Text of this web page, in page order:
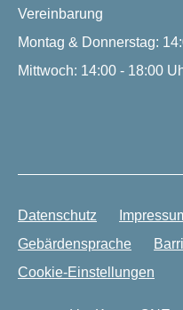
Vereinbarung
Montag & Donnerstag:
Mittwoch: 14:00 - 18:00
Datenschutz
Gebärdensprache
Cookie-Einstellungen